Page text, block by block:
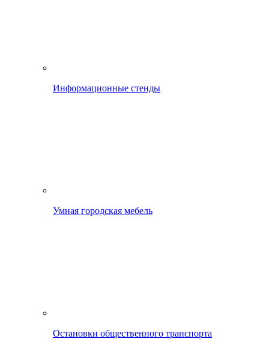
Информационные стенды
Умная городская мебель
Остановки общественного транспорта